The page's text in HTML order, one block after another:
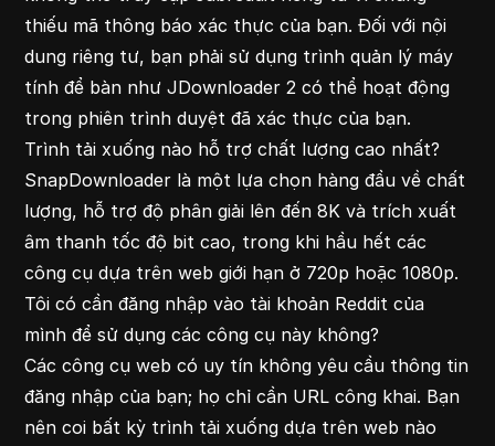
thiếu mã thông báo xác thực của bạn. Đối với nội
dung riêng tư, bạn phải sử dụng trình quản lý máy
tính để bàn như JDownloader 2 có thể hoạt động
trong phiên trình duyệt đã xác thực của bạn.
Trình tải xuống nào hỗ trợ chất lượng cao nhất?
SnapDownloader là một lựa chọn hàng đầu về chất
lượng, hỗ trợ độ phân giải lên đến 8K và trích xuất
âm thanh tốc độ bit cao, trong khi hầu hết các
công cụ dựa trên web giới hạn ở 720p hoặc 1080p.
Tôi có cần đăng nhập vào tài khoản Reddit của
mình để sử dụng các công cụ này không?
Các công cụ web có uy tín không yêu cầu thông tin
đăng nhập của bạn; họ chỉ cần URL công khai. Bạn
nên coi bất kỳ trình tải xuống dựa trên web nào